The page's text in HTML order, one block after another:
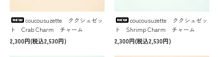
coucousuzette ククシュゼッ
ト Crab Charm チャーム
2,300円(税込2,530円)
coucousuzette ククシュゼッ
ト Shrimp Charm チャーム
2,300円(税込2,530円)